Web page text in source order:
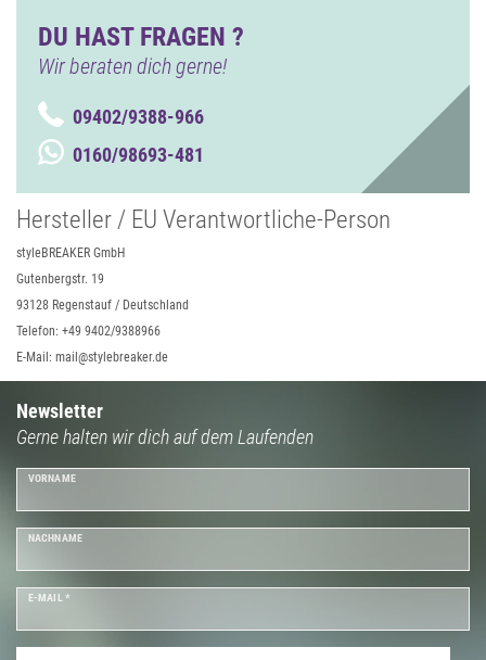
DU HAST FRAGEN ?
Wir beraten dich gerne!
09402/9388-966
0160/98693-481
Hersteller / EU Verantwortliche-Person
styleBREAKER GmbH
Gutenbergstr. 19
93128 Regenstauf / Deutschland
Telefon: +49 9402/9388966
E-Mail: mail@stylebreaker.de
Newsletter
Gerne halten wir dich auf dem Laufenden
VORNAME
NACHNAME
E-MAIL *